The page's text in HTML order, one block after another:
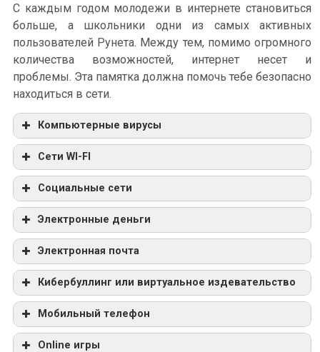
С каждым годом молодежи в интернете становиться
больше, а школьники одни из самых активных
пользователей Рунета. Между тем, помимо огромного
количества возможностей, интернет несет и
проблемы. Эта памятка должна помочь тебе безопасно
находиться в сети.
Компьютерные вирусы
Сети WI-FI
Социальные сети
Электронные деньги
Электронная почта
Кибербуллинг или виртуальное издевательство
Мобильный телефон
Online игры